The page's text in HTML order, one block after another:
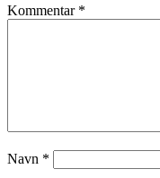
Kommentar *
Navn *